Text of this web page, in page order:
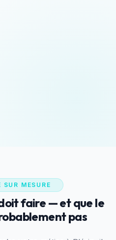
SUR MESURE
faire — et que le
pas